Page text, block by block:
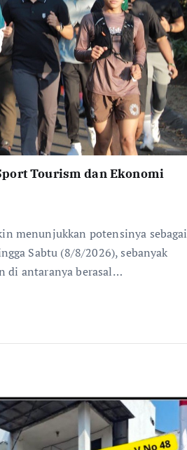
Tourism dan Ekonomi
menunjukkan potensinya sebagai
Sabtu (8/8/2026), sebanyak
di antaranya berasal…